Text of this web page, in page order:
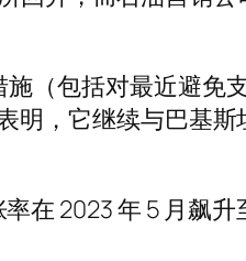
（包括对最近避免
明，它继续与巴基
2023 年 5 月飙升